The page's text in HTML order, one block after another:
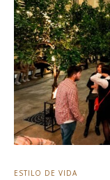
ESTILO DE VIDA